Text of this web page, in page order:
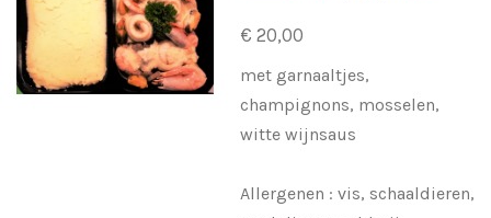
€ 20,00
met garnaaltjes,
champignons, mosselen,
witte wijnsaus
Allergenen : vis, schaaldieren,